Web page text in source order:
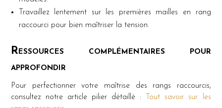
Travaillez lentement sur les premières mailles en rang
raccourci pour bien maîtriser la tension.
Ressources complémentaires pour
approfondir
Pour perfectionner votre maîtrise des rangs raccourcis,
consultez notre article pilier détaillé :
Tout savoir sur les